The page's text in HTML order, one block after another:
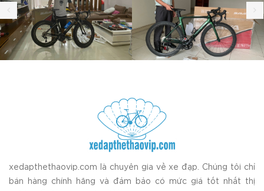
xedapthethaovip.com là chuyên gia về xe đạp. Chúng tôi chỉ
bán hàng chính hãng và đảm bảo có mức giá tốt nhất thị